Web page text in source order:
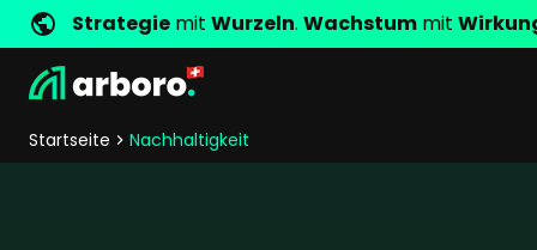
Strategie mit Wurzeln. Wachstum mit
Entwicklung
Shopentwicklung
Online Marketing
SEO
Shop ErfolgsstorysShop Referenzen
ManagementUnternehmenswerte
Jobsarboro als Arbeitgeber
AnfrageStandorte
Startseite Nachhaltigkeit